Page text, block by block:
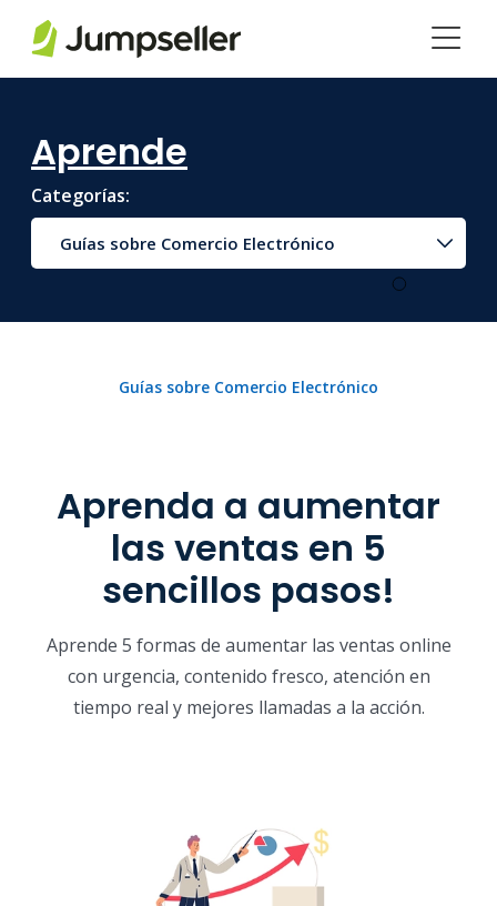
Aprende
Categorías:
Guías sobre Comercio Electrónico
Guías sobre Comercio Electrónico
Aprenda a aumentar
las ventas en 5
sencillos pasos!
Aprende 5 formas de aumentar las ventas online
con urgencia, contenido fresco, atención en
tiempo real y mejores llamadas a la acción.